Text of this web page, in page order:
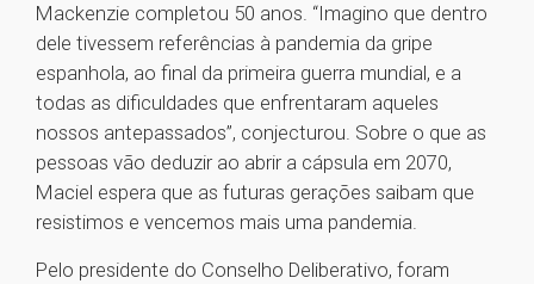
Mackenzie completou 50 anos. “Imagino que dentro
dele tivessem referências à pandemia da gripe
espanhola, ao final da primeira guerra mundial, e a
todas as dificuldades que enfrentaram aqueles
nossos antepassados”, conjecturou. Sobre o que as
pessoas vão deduzir ao abrir a cápsula em 2070,
Maciel espera que as futuras gerações saibam que
resistimos e vencemos mais uma pandemia.
Pelo presidente do Conselho Deliberativo, foram